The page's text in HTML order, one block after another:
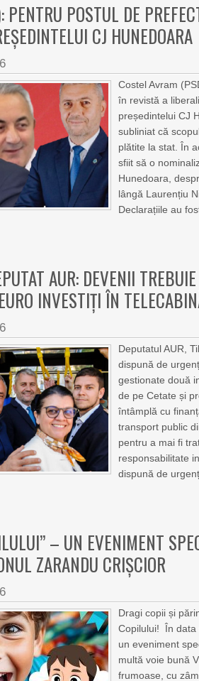
POSTUL DE
CJ HUNEDOARA
Costel Avram
în revistă a
președintelui CJ
subliniat că
plătite la stat. În
sfiit să o
Hunedoara,
lângă Laurențiu
Declarațiile au
AUR: DEVENII
INVESTIȚI ÎN
Deputatul AUR,
dispună de
gestionate două
de pe Cetate și
întâmplă cu
transport public
pentru a mai fi
responsabilitate
dispună de
– UN EVENIMENT
ZARANDU CRIȘCIOR
Dragi copii și
Copilului! În data
un eveniment
multă voie bună
frumoase, cu